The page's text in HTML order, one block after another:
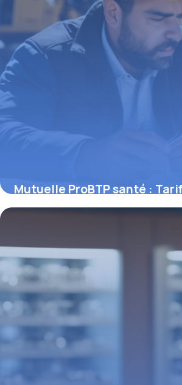
Mutuelle ProBTP santé :
garanties